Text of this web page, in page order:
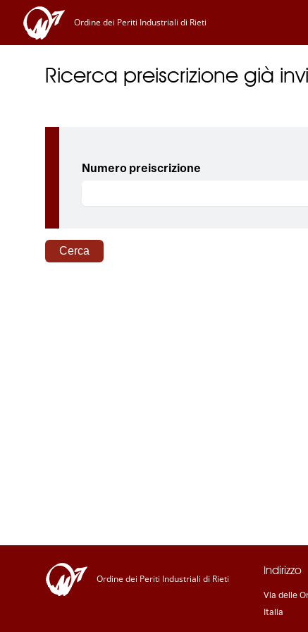
Ordine dei Periti Industriali di Rieti
Ricerca preiscrizione già
Numero preiscrizione
Cerca
Ordine dei Periti Industriali di Rieti
Indirizzo
Via delle
Italia